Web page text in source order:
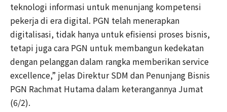
teknologi informasi untuk menunjang kompetensi
pekerja di era digital. PGN telah menerapkan
digitalisasi, tidak hanya untuk efisiensi proses bisnis,
tetapi juga cara PGN untuk membangun kedekatan
dengan pelanggan dalam rangka memberikan service
excellence,” jelas Direktur SDM dan Penunjang Bisnis
PGN Rachmat Hutama dalam keterangannya Jumat
(6/2).